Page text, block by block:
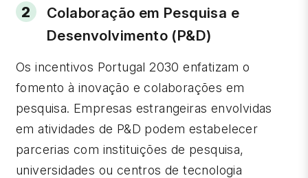
Colaboração em Pesquisa e
Desenvolvimento (P&D)
Os incentivos Portugal 2030 enfatizam o
fomento à inovação e colaborações em
pesquisa. Empresas estrangeiras envolvidas
em atividades de P&D podem estabelecer
parcerias com instituições de pesquisa,
universidades ou centros de tecnologia